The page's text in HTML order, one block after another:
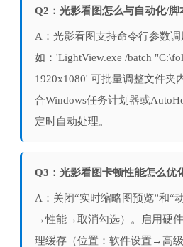
Q2：光影看图怎么与自动化/脚
A：光影看图支持命令行参数调
如：'LightView.exe /batch
1920x1080' 可批量调整文件夹
合Windows任务计划器或
定时自动处理。
Q3：光影看图卡顿性能怎么优
A：关闭“实时缩略图预览”和“
→性能→取消勾选）。启用硬
理缓存（位置：软件设置→高